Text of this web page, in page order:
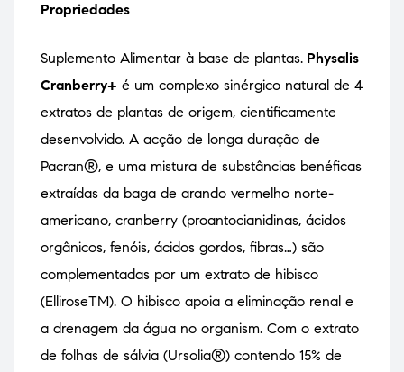
Propriedades
Suplemento Alimentar à base de plantas. Physalis
Cranberry+ é um complexo sinérgico natural de 4
extratos de plantas de origem, cientificamente
desenvolvido. A acção de longa duração de
Pacran®, e uma mistura de substâncias benéficas
extraídas da baga de arando vermelho norte-
americano, cranberry (proantocianidinas, ácidos
orgânicos, fenóis, ácidos gordos, fibras…) são
complementadas por um extrato de hibisco
(ElliroseTM). O hibisco apoia a eliminação renal e
a drenagem da água no organism. Com o extrato
de folhas de sálvia (Ursolia®) contendo 15% de